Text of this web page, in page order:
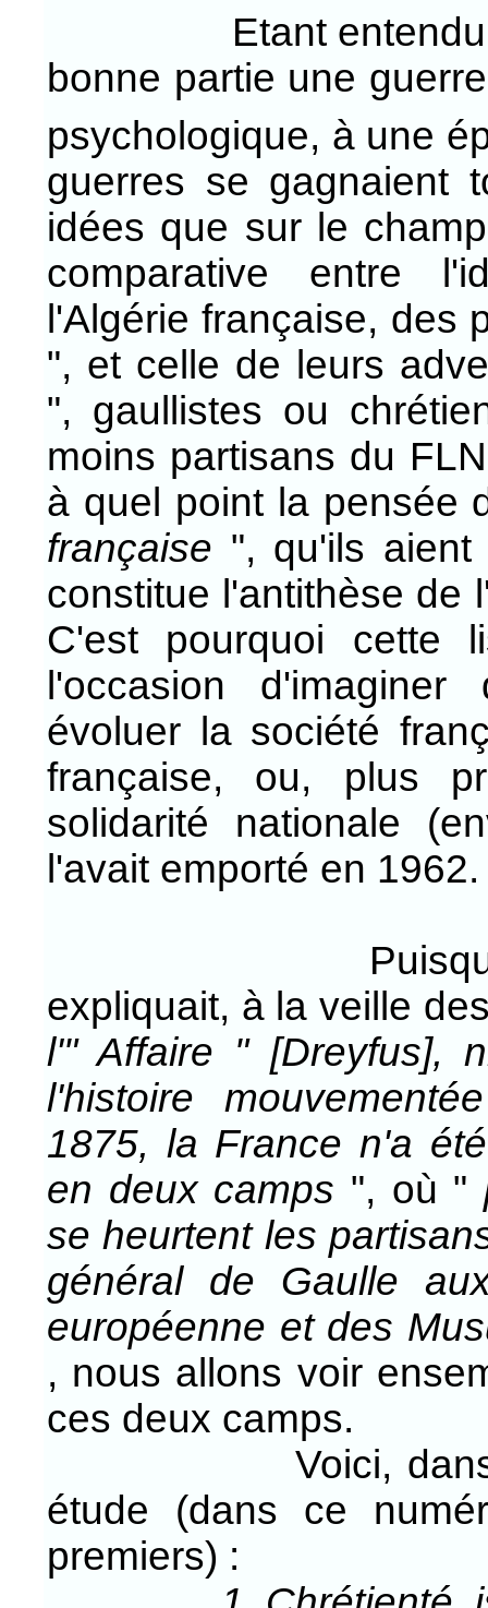
Etant entendu
bonne partie une
psychologique, à une
guerres se gagnaient
idées que sur le
comparative entre
l'Algérie française, des
", et celle de leurs
", gaullistes ou
moins partisans du
à quel point la pensée
française ", qu'ils
constitue l'antithèse de
C'est pourquoi cette
l'occasion
évoluer la société
française, ou, plus
solidarité nationale
l'avait emporté en 1962.
Puisque
expliquait, à la veille
l'" Affaire " [Dreyfus],
l'histoire
1875, la France n'a
en deux camps ", où "
se heurtent les
général de Gaulle
européenne et des
, nous allons voir
ces deux camps.
Voici, dans
étude (dans ce
premiers) :